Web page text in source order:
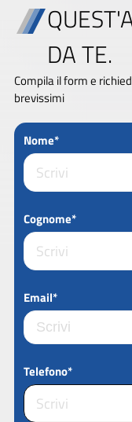
DA TE.
Compila il form e
brevissimi
Nome*
Cognome*
Email*
Telefono*